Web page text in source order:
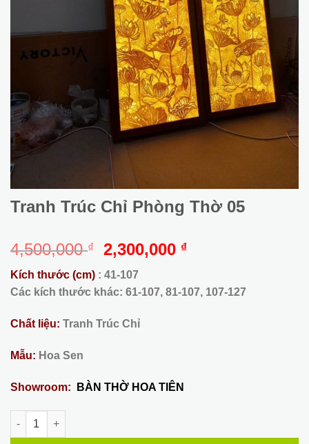
Tranh Trúc Chỉ Phòng Thờ 05
4,500,000₫
Giá
là:
4,500,000 ₫.
2,300,000 ₫Giá
là:
Kích thước (cm) : 41-107
Các kích thước khác: 61-107, 81-107, 107-127
Chất liệu: Tranh Trúc Chỉ
Mẫu: Hoa Sen
Showroom: BÀN THỜ HOA TIÊN
Tranh Trúc Chỉ Phòng Thờ 05 số lượng